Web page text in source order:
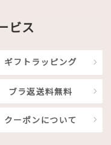
ビス
ギフトラッピング
ブラ返送料無料
クーポンについて